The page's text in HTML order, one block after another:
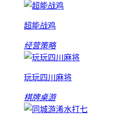
超能战鸡
经营策略
玩玩四川麻将
棋牌桌游